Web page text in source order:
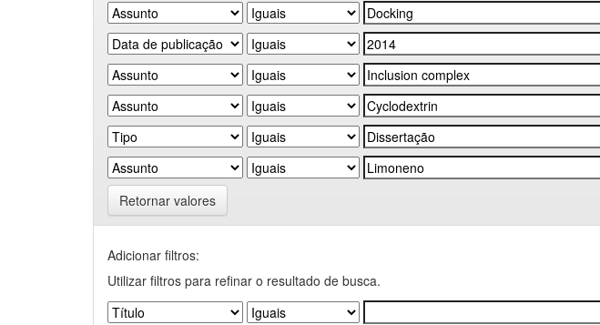
Retornar valores
Adicionar filtros:
Utilizar filtros para refinar o resultado de busca.